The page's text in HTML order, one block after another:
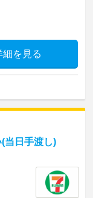
細を見る
当日手渡し)